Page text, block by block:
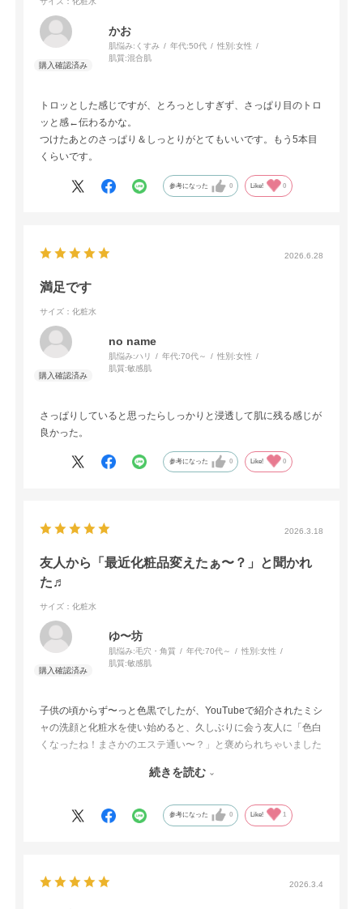
かお
肌悩み: くすみ 年代:50代 性別:女性
肌質:混合肌
トロッとした感じですが、とろっとしすぎず、さっぱり目のトロ
ッと感←伝わるかな。
つけたあとのさっぱり＆しっとりがとてもいいです。もう5本目
くらいです。
参考になった 0 Like! 0
2026.6.28
満足です
サイズ：化粧水
no name
肌悩み:ハリ 年代:70代～ 性別:女性
肌質:敏感肌
さっぱりしていると思ったらしっかりと浸透して肌に残る感じが
良かった。
参考になった 0 Like! 0
2026.3.18
友人から「最近化粧品変えたぁ〜？」と聞かれ
た♬
サイズ：化粧水
ゆ〜坊
肌悩み:毛穴・角質 年代:70代～ 性別:女性
肌質:敏感肌
子供の頃からず〜っと色黒でしたが、YouTubeで紹介されたミシ
ャの洗顔と化粧水を使い始めると、久しぶりに会う友人に「色白
くなったね！まさかのエステ通い〜？」と褒められちゃいました
肌トラブルも無く、とても肌に合うので1品づつ増やしていくつ
続きを読む
参考になった 0 Like! 1
2026.3.4